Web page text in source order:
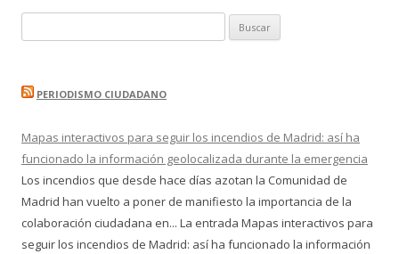
PERIODISMO CIUDADANO
Mapas interactivos para seguir los incendios de Madrid: así ha
funcionado la información geolocalizada durante la emergencia
Los incendios que desde hace días azotan la Comunidad de
Madrid han vuelto a poner de manifiesto la importancia de la
colaboración ciudadana en... La entrada Mapas interactivos para
seguir los incendios de Madrid: así ha funcionado la información